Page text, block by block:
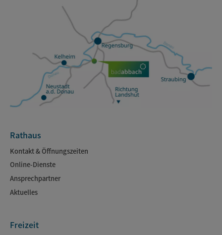
Rathaus
Kontakt & Öffnungszeiten
Online-Dienste
Ansprechpartner
Aktuelles
Freizeit